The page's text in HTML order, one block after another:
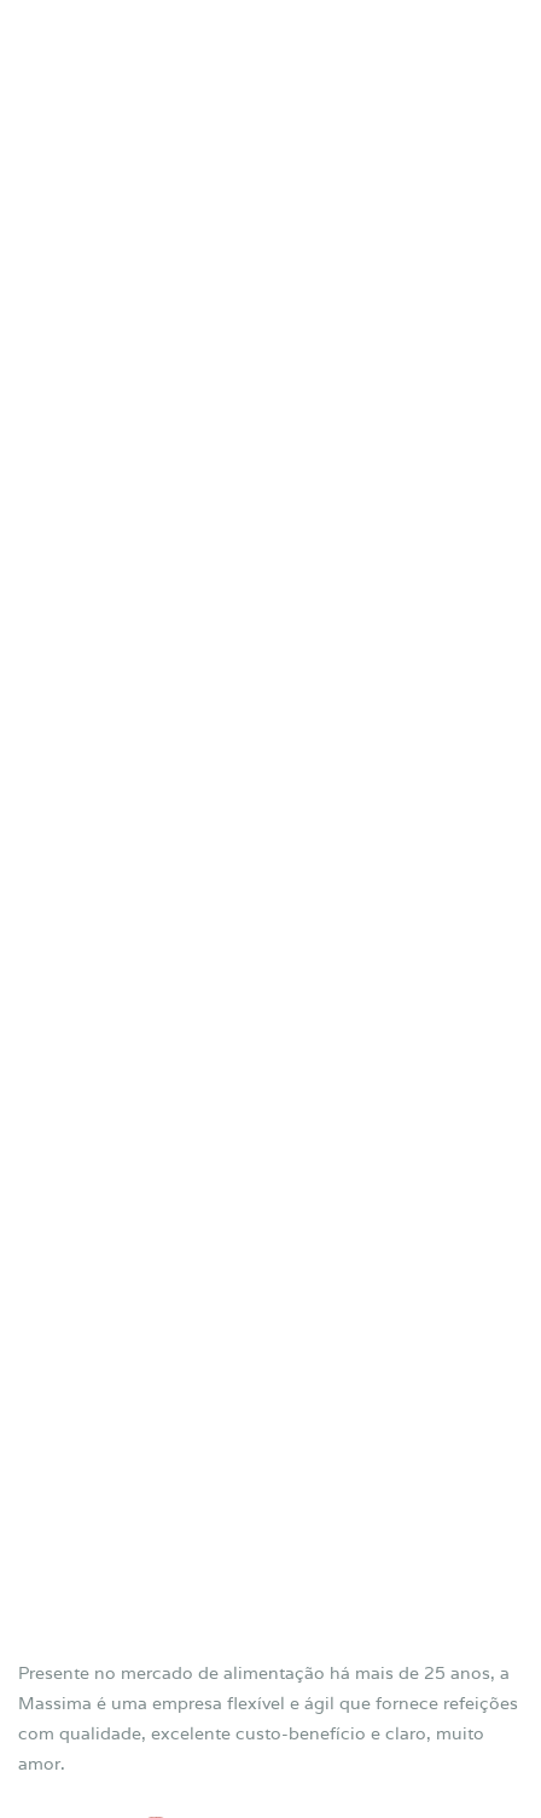
Presente no mercado de alimentação há mais de 25 anos, a
Massima é uma empresa flexível e ágil que fornece refeições
com qualidade, excelente custo-benefício e claro, muito
amor.